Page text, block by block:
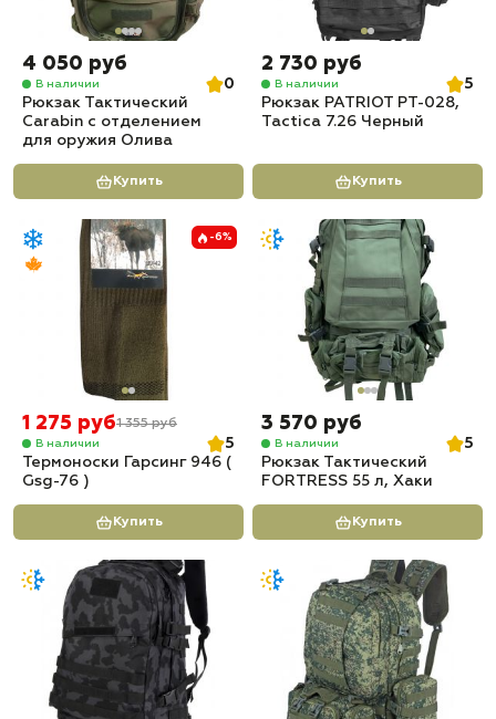
4 050 руб
В наличии
0
Рюкзак Тактический
Carabin с отделением
для оружия Олива
Купить
2 730 руб
В наличии
5
Рюкзак PATRIOT РТ-028,
Tactica 7.26 Черный
Купить
-6%
1 275 руб1 355 руб
В наличии
5
Термоноски Гарсинг 946 (
Gsg-76 )
Купить
3 570 руб
В наличии
5
Рюкзак Тактический
FORTRESS 55 л, Хаки
Купить